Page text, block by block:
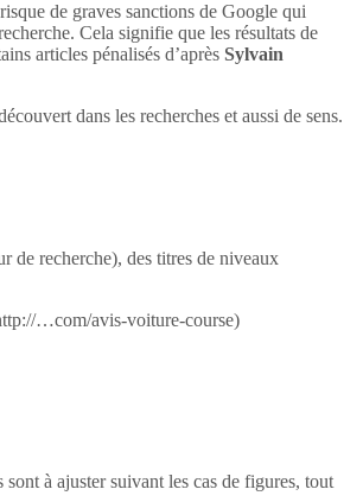
de graves sanctions de Google qui
Cela signifie que les résultats de
articles pénalisés d’après Sylvain
dans les recherches et aussi de sens.
de recherche), des titres de niveaux
…com/avis-voiture-course)
à ajuster suivant les cas de figures, tout